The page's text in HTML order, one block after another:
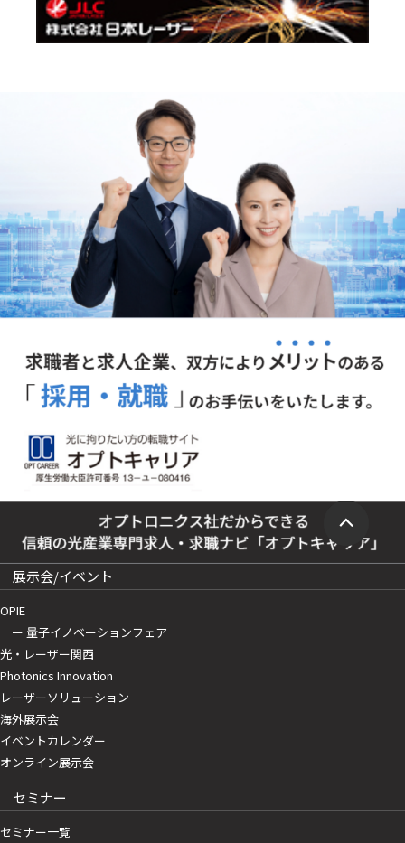
展示会/イベント
OPIE
ー 量子イノベーションフェア
光・レーザー関西
Photonics Innovation
レーザーソリューション
海外展示会
イベントカレンダー
オンライン展示会
セミナー
セミナー一覧